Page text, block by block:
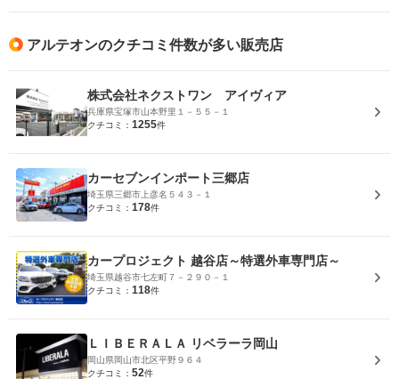
アルテオンのクチコミ件数が多い販売店
株式会社ネクストワン アイヴィア
兵庫県宝塚市山本野里１－５５－１
クチコミ： 1255件
カーセブンインポート三郷店
埼玉県三郷市上彦名５４３－１
クチコミ： 178件
カープロジェクト 越谷店～特選外車専門店～
埼玉県越谷市七左町７－２９０－１
クチコミ： 118件
ＬＩＢＥＲＡＬＡ リベラーラ岡山
岡山県岡山市北区平野９６４
クチコミ： 52件